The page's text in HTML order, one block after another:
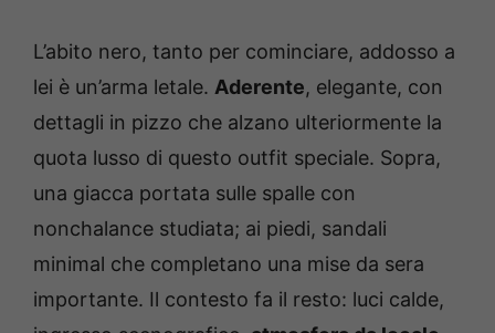
L’abito nero, tanto per cominciare, addosso a
lei è un’arma letale. Aderente, elegante, con
dettagli in pizzo che alzano ulteriormente la
quota lusso di questo outfit speciale. Sopra,
una giacca portata sulle spalle con
nonchalance studiata; ai piedi, sandali
minimal che completano una mise da sera
importante. Il contesto fa il resto: luci calde,